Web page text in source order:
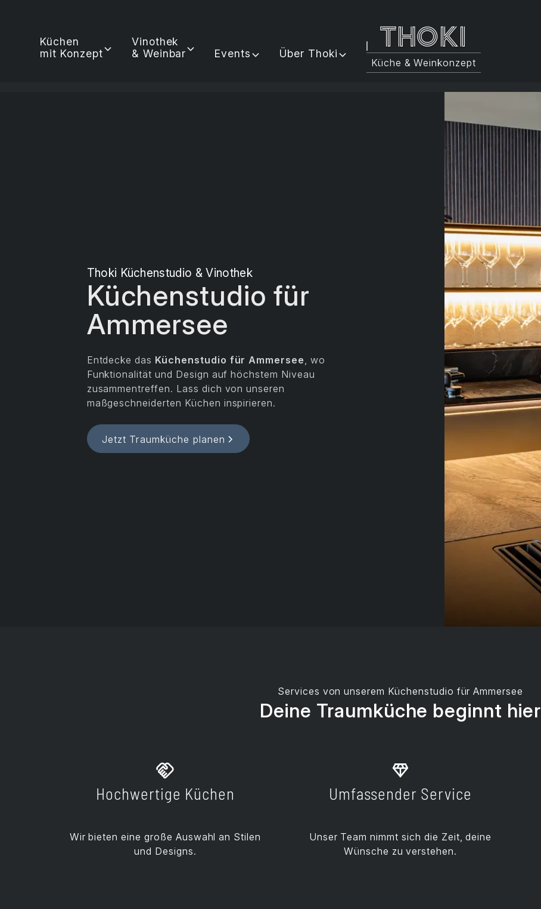
Küchen
mit Konzept
Vinothek
& Weinbar
Events Über Thoki Thoki
Küche & Weinkonzept
Thoki Küchenstudio & Vinothek
Küchenstudio für
Ammersee
Entdecke das Küchenstudio für Ammersee, wo
Funktionalität und Design auf höchstem Niveau
zusammentreffen. Lass dich von unseren
maßgeschneiderten Küchen inspirieren.
Jetzt Traumküche planen
Services von unserem Küchenstudio für Ammersee
Deine Traumküche beginnt hier
Hochwertige Küchen
Wir bieten eine große Auswahl an Stilen
und Designs.
Umfassender Service
Unser Team nimmt sich die Zeit, deine
Wünsche zu verstehen.